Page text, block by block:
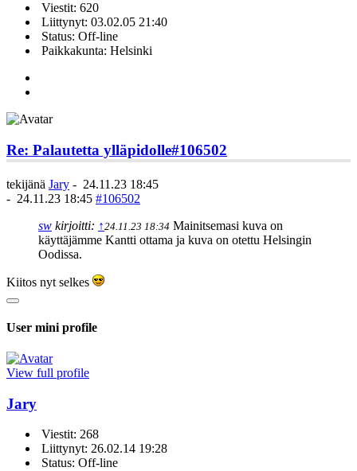
Viestit: 620
Liittynyt: 03.02.05 21:40
Status: Off-line
Paikkakunta: Helsinki
Re: Palautetta ylläpidolle#106502
tekijänä Jary - 24.11.23 18:45
- 24.11.23 18:45 #106502
sw kirjoitti: ↑24.11.23 18:34 Mainitsemasi kuva on
käyttäjämme Kantti ottama ja kuva on otettu Helsingin
Oodissa.
Kiitos nyt selkes
User mini profile
View full profile
Jary
Viestit: 268
Liittynyt: 26.02.14 19:28
Status: Off-line